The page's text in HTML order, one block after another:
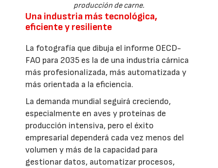
producción de carne.
Una industria más tecnológica,
eficiente y resiliente
La fotografía que dibuja el informe OECD-
FAO para 2035 es la de una industria cárnica
más profesionalizada, más automatizada y
más orientada a la eficiencia.
La demanda mundial seguirá creciendo,
especialmente en aves y proteínas de
producción intensiva, pero el éxito
empresarial dependerá cada vez menos del
volumen y más de la capacidad para
gestionar datos, automatizar procesos,